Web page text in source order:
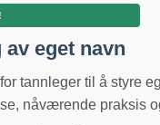
eget navn
tannleger til å styre
nåværende praksis